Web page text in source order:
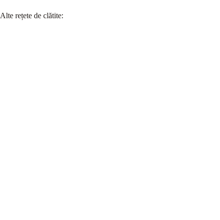
Alte rețete de clătite: